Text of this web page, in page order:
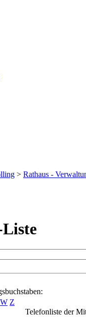
> Rathaus -
W Z
Telefonliste der